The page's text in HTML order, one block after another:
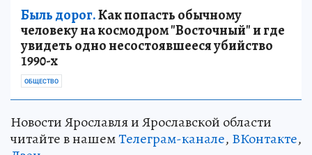
Быль дорог.Как попасть обычному
человеку на космодром "Восточный" и где
увидеть одно несостоявшееся убийство
1990-х
ОБЩЕСТВО
Новости Ярославля и Ярославской области
читайте в нашемТелеграм-канале, ВКонтакте,